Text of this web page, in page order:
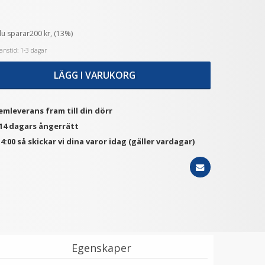
Motljusskydd Vidvinkel
metall
★
139 kr
Gör filtergängan större
sparar200 kr, (13%)
1-3 dagar
LÄGG I VARUKORG
fram till din dörr
dagars ångerrätt
så skickar vi dina varor idag (gäller vardagar)
Egenskaper